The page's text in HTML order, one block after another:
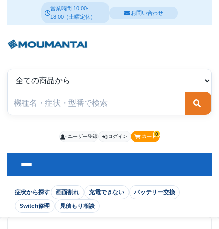
営業時間 10:00-
18:00（土曜定休）
お問い合わせ
検索
症状から探す 画面割れ 充電できない
バッテリー交換
Switch修理
見積もり相談
ユーザー登録 ログイン カート0